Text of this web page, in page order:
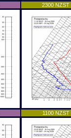
2300 NZST
1100 NZST